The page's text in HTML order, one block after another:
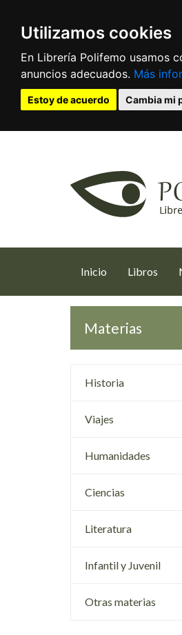
Utilizamos cookies
En Librería Polifemo usamos
anuncios adecuados. Más
Estoy de acuerdo Cambia mi
Inicio (current)
Libros
Materias
Historia
Viajes
Humanidades
Ciencias
Literatura
Infantil y Juvenil
Otras materias